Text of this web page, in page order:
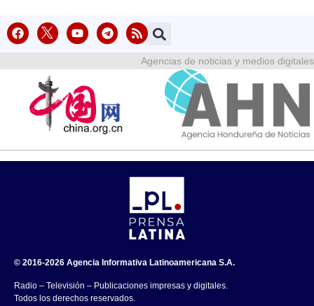
Agencias de noticias y medios digitales
© 2016-2026 Agencia Informativa Latinoamericana S.A.
Radio – Televisión – Publicaciones impresas y digitales.
Todos los derechos reservados.